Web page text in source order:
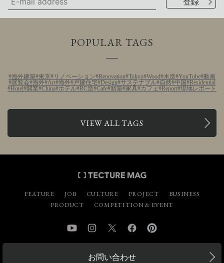
POPULAR TAGS
海外建築 東京 リノベーション Renovation Tokyo Wood 木造 YouTube 動画
展覧会 海外 Art 海外 戸建住宅 Design サステナブル 自然 中国
Residential
Hotel 開業 China ホテル RC造 Cafe 新築 家具 カフェ Report 現地レポート
VIEW ALL TAGS
FEATURE JOB CULTURE PROJECT
BUSINESS
PRODUCT
COMPETITION & EVENT
YouTube InstagramTwitter Facebook
お問い合わせ